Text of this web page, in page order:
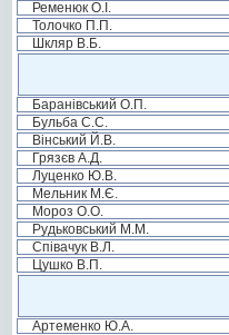
Ременюк О.І.
Толочко П.П.
Шкляр В.Б.
Баранівський О.П.
Бульба С.С.
Вінський Й.В.
Грязєв А.Д.
Луценко Ю.В.
Мельник М.Є.
Мороз О.О.
Рудьковський М.М.
Співачук В.Л.
Цушко В.П.
Артеменко Ю.А.